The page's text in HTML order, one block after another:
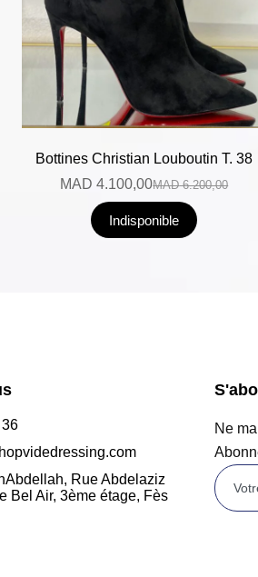
Bottines Christian Louboutin T. 38
MAD6.200,00
MAD 4.100,00
Indisponible
Rue Abdelaziz
Bel Air, 3ème étage, Fès
Ne